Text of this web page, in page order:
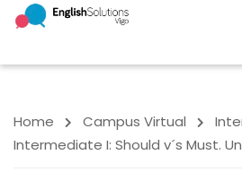
Home Campus Virtual
Intermediate I: Should v´s Must.